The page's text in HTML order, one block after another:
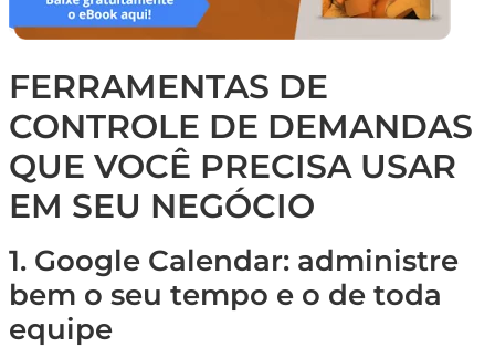
FERRAMENTAS DE
CONTROLE DE DEMANDAS
QUE VOCÊ PRECISA USAR
EM SEU NEGÓCIO
1. Google Calendar: administre
bem o seu tempo e o de toda
equipe